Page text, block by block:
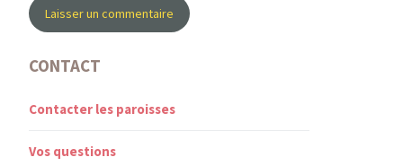
CONTACT
Contacter les paroisses
Vos questions